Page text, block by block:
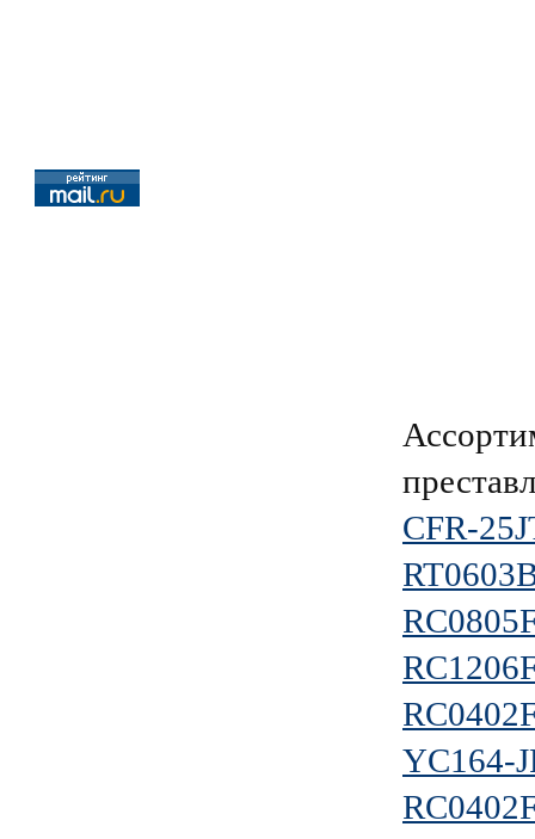
CFR-
YC164-